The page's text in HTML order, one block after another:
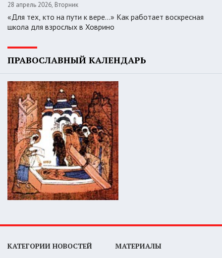
28 апрель 2026, Вторник
«Для тех, кто на пути к вере...» Как работает воскресная
школа для взрослых в Ховрино
ПРАВОСЛАВНЫЙ КАЛЕНДАРЬ
КАТЕГОРИИ НОВОСТЕЙ МАТЕРИАЛЫ